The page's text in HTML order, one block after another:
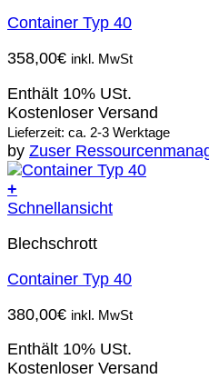
Container Typ 40
358,00€ inkl. MwSt
Enthält 10% USt.
Kostenloser Versand
Lieferzeit: ca. 2-3 Werktage
by Zuser
+
Schnellansicht
Blechschrott
Container Typ 40
380,00€ inkl. MwSt
Enthält 10% USt.
Kostenloser Versand